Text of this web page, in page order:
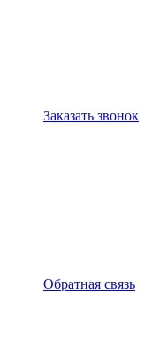
Заказать звонок
Обратная связь